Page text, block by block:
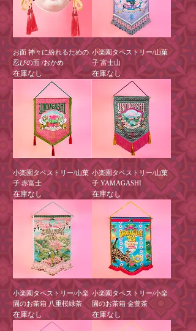
お面 神々に紛れるための
忍びの面 /おかめ
在庫なし
小楽園タペストリー/山菓
子 富士山
在庫なし
小楽園タペストリー/山菓
子 赤富士
在庫なし
小楽園タペストリー/山菓
子 YAMAGASHI
在庫なし
小楽園タペストリー/小楽
園のお茶箱 八重桜緑茶
在庫なし
小楽園タペストリー/小楽
園のお茶箱 金萱茶
在庫なし